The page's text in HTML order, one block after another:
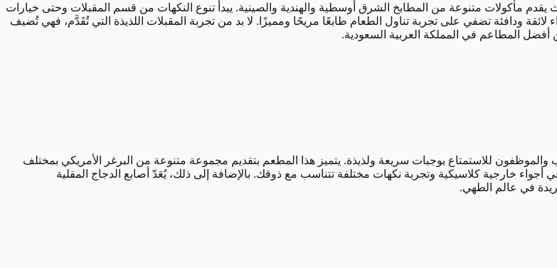
مأكولات متنوعة من المطابخ الشرق أوسطية والهندية والصينية. يبدأ تنوع النكهات من قسم المقبلات وحتى خيارات
لائقة ودافئة تضفي على تجربة تناول الطعام طابعًا مريحًا ومميزًا. لا بد من تجربة المقبلات اللذيذة التي تُقَدَّم، فهي تُضيف
المطاعم في المملكة العربية السعودية.
للاستمتاع بوجبات سريعة ولذيذة. يتميز هذا المطعم بتقديم مجموعة متنوعة من البرغر الأمريكي بمختلف
أجواء خارجية كلاسيكية وتجربة نكهات مختلفة تتناسب مع ذوقك. بالإضافة إلى ذلك، يُعَدّ أصابع الدجاج المقلية
في عالم الطهي.